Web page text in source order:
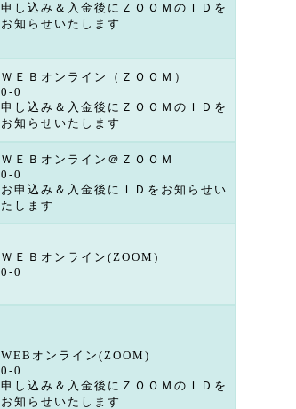
申し込み＆入金後にＺＯＯＭのＩＤを
お知らせいたします
ＷＥＢオンライン（ＺＯＯＭ）
0-0
申し込み＆入金後にＺＯＯＭのＩＤを
お知らせいたします
ＷＥＢオンライン＠ＺＯＯＭ
0-0
お申込み＆入金後にＩＤをお知らせい
たします
ＷＥＢオンライン(ZOOM)
0-0
WEBオンライン(ZOOM)
0-0
申し込み＆入金後にＺＯＯＭのＩＤを
お知らせいたします